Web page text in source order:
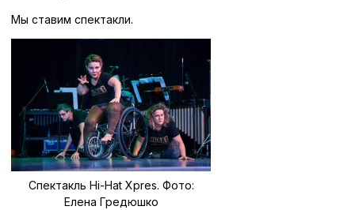
Мы ставим спектакли.
Спектакль Hi-Hat Xpres. Фото:
Елена Гредюшко